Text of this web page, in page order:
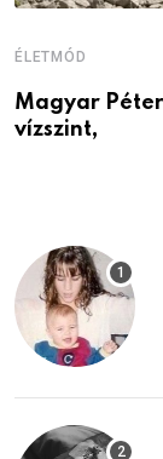
ÉLETMÓD
Magyar
vízszint,